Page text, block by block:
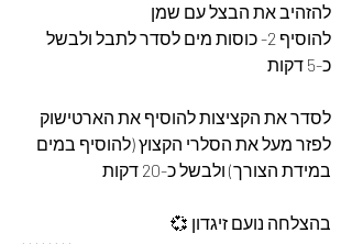
להזהיב את הבצל עם שמן
להוסיף 2- כוסות מים לסדר לתבל ולבשל
כ-5 דקות
לסדר את הקציצות להוסיף את הארטישוק
לפזר מעל את הסלרי הקצוץ (להוסיף במים
במידת הצורך) ולבשל כ-20 דקות
בהצלחה נועם זיגדון 💞